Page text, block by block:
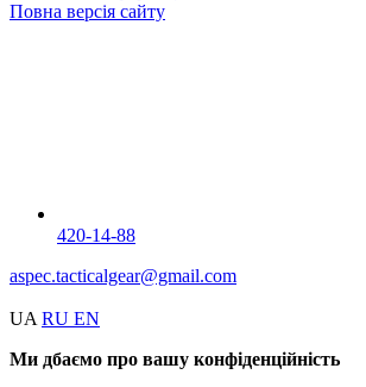
Повна версія сайту
420-14-88
aspec.tacticalgear@gmail.com
UA RU EN
Ми дбаємо про вашу конфіденційність